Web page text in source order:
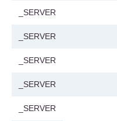
_SERVER
_SERVER
_SERVER
_SERVER
_SERVER